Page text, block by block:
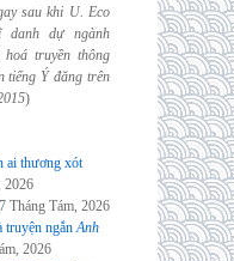
sau khi U. Eco
danh dự ngành
hoá truyền thông
tiếng Ý đăng trên
)
ai thương xót
2026
7 Tháng Tám, 2026
truyện ngắnAnh
2026